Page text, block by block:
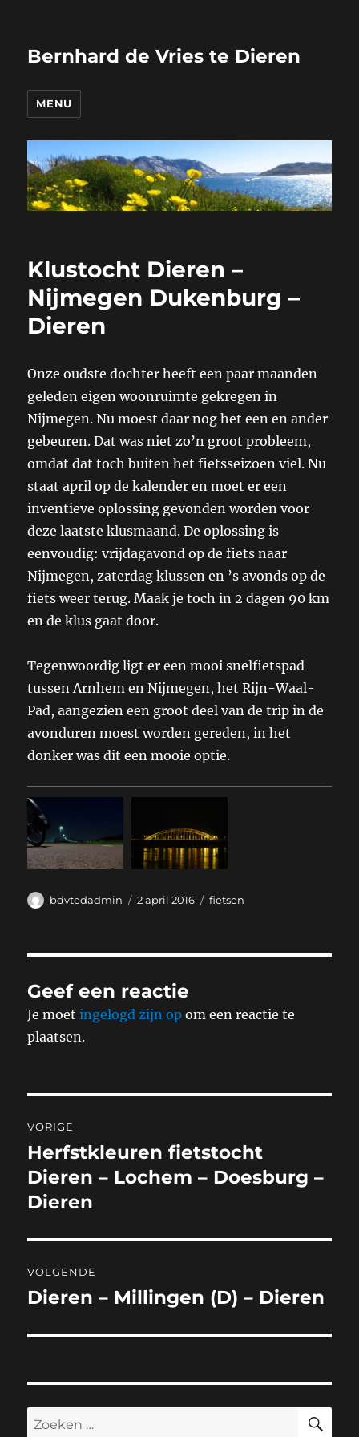
Bernhard de Vries te Dieren
MENU
Klustocht Dieren –
Nijmegen Dukenburg –
Dieren
Onze oudste dochter heeft een paar maanden
geleden eigen woonruimte gekregen in
Nijmegen. Nu moest daar nog het een en ander
gebeuren. Dat was niet zo’n groot probleem,
omdat dat toch buiten het fietsseizoen viel. Nu
staat april op de kalender en moet er een
inventieve oplossing gevonden worden voor
deze laatste klusmaand. De oplossing is
eenvoudig: vrijdagavond op de fiets naar
Nijmegen, zaterdag klussen en ’s avonds op de
fiets weer terug. Maak je toch in 2 dagen 90 km
en de klus gaat door.
Tegenwoordig ligt er een mooi snelfietspad
tussen Arnhem en Nijmegen, het Rijn-Waal-
Pad, aangezien een groot deel van de trip in de
avonduren moest worden gereden, in het
donker was dit een mooie optie.
Auteur
bdvtedadmin
Geplaatst
2 april 2016 Categorieën
fietsen
Geef een reactie
Je moetingelogd zijn op om een reactie te
plaatsen.
navigatie
VORIGE
Vorig
bericht:
Herfstkleuren fietstocht
Dieren – Lochem – Doesburg –
Dieren
VOLGENDE
Volgend
Dieren – Millingen (D) – Dieren
Zoeken